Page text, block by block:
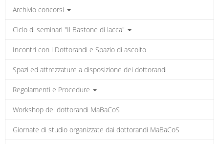
Archivio concorsi
Ciclo di seminari "Il Bastone di lacca"
Incontri con i Dottorandi e Spazio di ascolto
Spazi ed attrezzature a disposizione dei dottorandi
Regolamenti e Procedure
Workshop dei dottorandi MaBaCoS
Giornate di studio organizzate dai dottorandi MaBaCoS